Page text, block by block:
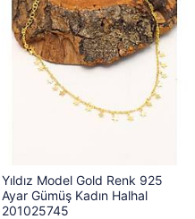
Yıldız Model Gold Renk 925
Ayar Gümüş Kadın Halhal
201025745